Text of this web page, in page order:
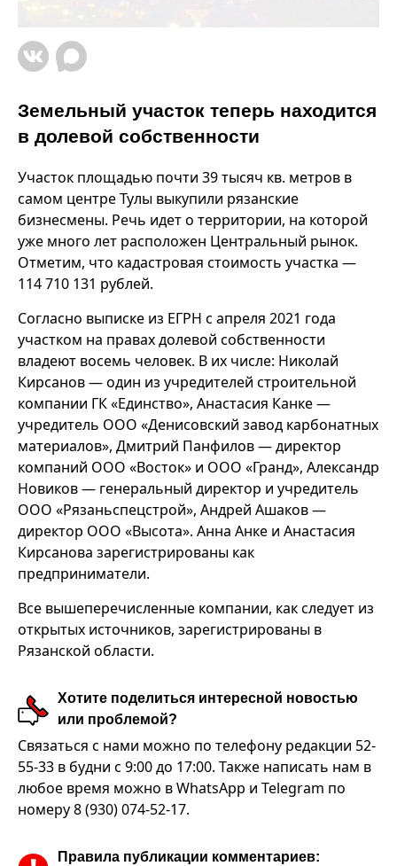
Земельный участок теперь находится
в долевой собственности
Участок площадью почти 39 тысяч кв. метров в
самом центре Тулы выкупили рязанские
бизнесмены. Речь идет о территории, на которой
уже много лет расположен Центральный рынок.
Отметим, что кадастровая стоимость участка —
114 710 131 рублей.
Согласно выписке из ЕГРН с апреля 2021 года
участком на правах долевой собственности
владеют восемь человек. В их числе: Николай
Кирсанов — один из учредителей строительной
компании ГК «Единство», Анастасия Канке —
учредитель ООО «Денисовский завод карбонатных
материалов», Дмитрий Панфилов — директор
компаний ООО «Восток» и ООО «Гранд», Александр
Новиков — генеральный директор и учредитель
ООО «Рязаньспецстрой», Андрей Ашаков —
директор ООО «Высота». Анна Анке и Анастасия
Кирсанова зарегистрированы как
предприниматели.
Все вышеперечисленные компании, как следует из
открытых источников, зарегистрированы в
Рязанской области.
Хотите поделиться интересной новостью
или проблемой?
Связаться с нами можно по телефону редакции 52-
55-33 в будни с 9:00 до 17:00. Также написать нам в
любое время можно в WhatsApp и Telegram по
номеру 8 (930) 074-52-17.
Правила публикации комментариев: